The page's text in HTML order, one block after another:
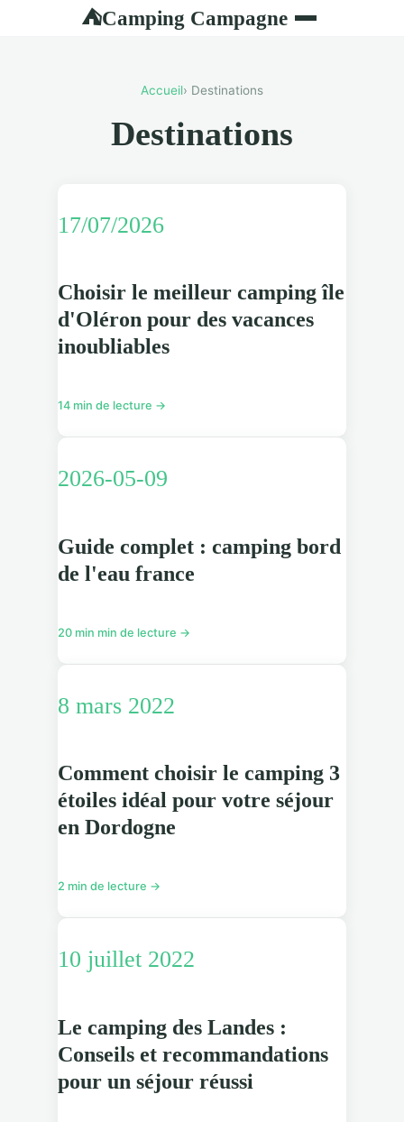
⛺Camping Campagne
Accueil› Destinations
Destinations
17/07/2026
Choisir le meilleur camping île
d'Oléron pour des vacances
inoubliables
14 min de lecture →
2026-05-09
Guide complet : camping bord
de l'eau france
20 min min de lecture →
8 mars 2022
Comment choisir le camping 3
étoiles idéal pour votre séjour
en Dordogne
2 min de lecture →
10 juillet 2022
Le camping des Landes :
Conseils et recommandations
pour un séjour réussi